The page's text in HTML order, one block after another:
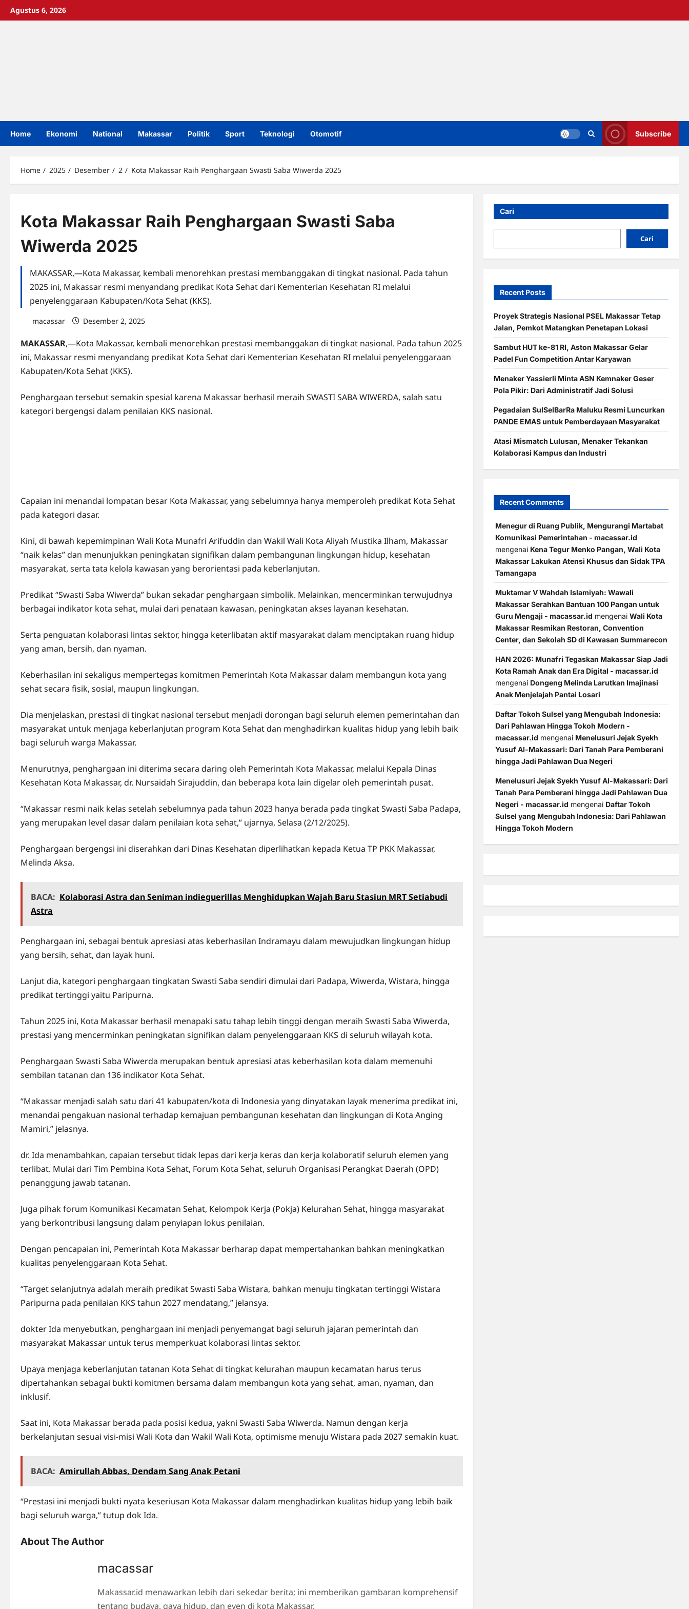
SkipAgustus 6, 2026
Home Ekonomi National Makassar Politik Sport Teknologi Otomotif Subscribe
Home 2025 Desember 2 Kota Makassar Raih Penghargaan Swasti Saba Wiwerda 2025
Kota Makassar Raih Penghargaan Swasti Saba
Wiwerda 2025
MAKASSAR,—Kota Makassar, kembali menorehkan prestasi membanggakan di tingkat nasional. Pada tahun
2025 ini, Makassar resmi menyandang predikat Kota Sehat dari Kementerian Kesehatan RI melalui
penyelenggaraan Kabupaten/Kota Sehat (KKS).
macassar Desember 2, 2025
MAKASSAR,—Kota Makassar, kembali menorehkan prestasi membanggakan di tingkat nasional. Pada tahun 2025
ini, Makassar resmi menyandang predikat Kota Sehat dari Kementerian Kesehatan RI melalui penyelenggaraan
Kabupaten/Kota Sehat (KKS).
Penghargaan tersebut semakin spesial karena Makassar berhasil meraih SWASTI SABA WIWERDA, salah satu
kategori bergengsi dalam penilaian KKS nasional.
Capaian ini menandai lompatan besar Kota Makassar, yang sebelumnya hanya memperoleh predikat Kota Sehat
pada kategori dasar.
Kini, di bawah kepemimpinan Wali Kota Munafri Arifuddin dan Wakil Wali Kota Aliyah Mustika Ilham, Makassar
“naik kelas” dan menunjukkan peningkatan signifikan dalam pembangunan lingkungan hidup, kesehatan
masyarakat, serta tata kelola kawasan yang berorientasi pada keberlanjutan.
Predikat “Swasti Saba Wiwerda” bukan sekadar penghargaan simbolik. Melainkan, mencerminkan terwujudnya
berbagai indikator kota sehat, mulai dari penataan kawasan, peningkatan akses layanan kesehatan.
Serta penguatan kolaborasi lintas sektor, hingga keterlibatan aktif masyarakat dalam menciptakan ruang hidup
yang aman, bersih, dan nyaman.
Keberhasilan ini sekaligus mempertegas komitmen Pemerintah Kota Makassar dalam membangun kota yang
sehat secara fisik, sosial, maupun lingkungan.
Dia menjelaskan, prestasi di tingkat nasional tersebut menjadi dorongan bagi seluruh elemen pemerintahan dan
masyarakat untuk menjaga keberlanjutan program Kota Sehat dan menghadirkan kualitas hidup yang lebih baik
bagi seluruh warga Makassar.
Menurutnya, penghargaan ini diterima secara daring oleh Pemerintah Kota Makassar, melalui Kepala Dinas
Kesehatan Kota Makassar, dr. Nursaidah Sirajuddin, dan beberapa kota lain digelar oleh pemerintah pusat.
“Makassar resmi naik kelas setelah sebelumnya pada tahun 2023 hanya berada pada tingkat Swasti Saba Padapa,
yang merupakan level dasar dalam penilaian kota sehat,” ujarnya, Selasa (2/12/2025).
Penghargaan bergengsi ini diserahkan dari Dinas Kesehatan diperlihatkan kepada Ketua TP PKK Makassar,
Melinda Aksa.
BACA: Kolaborasi Astra dan Seniman indieguerillas Menghidupkan Wajah Baru Stasiun MRT Setiabudi
Astra
Penghargaan ini, sebagai bentuk apresiasi atas keberhasilan Indramayu dalam mewujudkan lingkungan hidup
yang bersih, sehat, dan layak huni.
Lanjut dia, kategori penghargaan tingkatan Swasti Saba sendiri dimulai dari Padapa, Wiwerda, Wistara, hingga
predikat tertinggi yaitu Paripurna.
Tahun 2025 ini, Kota Makassar berhasil menapaki satu tahap lebih tinggi dengan meraih Swasti Saba Wiwerda,
prestasi yang mencerminkan peningkatan signifikan dalam penyelenggaraan KKS di seluruh wilayah kota.
Penghargaan Swasti Saba Wiwerda merupakan bentuk apresiasi atas keberhasilan kota dalam memenuhi
sembilan tatanan dan 136 indikator Kota Sehat.
“Makassar menjadi salah satu dari 41 kabupaten/kota di Indonesia yang dinyatakan layak menerima predikat ini,
menandai pengakuan nasional terhadap kemajuan pembangunan kesehatan dan lingkungan di Kota Anging
Mamiri,” jelasnya.
dr. Ida menambahkan, capaian tersebut tidak lepas dari kerja keras dan kerja kolaboratif seluruh elemen yang
terlibat. Mulai dari Tim Pembina Kota Sehat, Forum Kota Sehat, seluruh Organisasi Perangkat Daerah (OPD)
penanggung jawab tatanan.
Juga pihak forum Komunikasi Kecamatan Sehat, Kelompok Kerja (Pokja) Kelurahan Sehat, hingga masyarakat
yang berkontribusi langsung dalam penyiapan lokus penilaian.
Dengan pencapaian ini, Pemerintah Kota Makassar berharap dapat mempertahankan bahkan meningkatkan
kualitas penyelenggaraan Kota Sehat.
“Target selanjutnya adalah meraih predikat Swasti Saba Wistara, bahkan menuju tingkatan tertinggi Wistara
Paripurna pada penilaian KKS tahun 2027 mendatang,” jelansya.
dokter Ida menyebutkan, penghargaan ini menjadi penyemangat bagi seluruh jajaran pemerintah dan
masyarakat Makassar untuk terus memperkuat kolaborasi lintas sektor.
Upaya menjaga keberlanjutan tatanan Kota Sehat di tingkat kelurahan maupun kecamatan harus terus
dipertahankan sebagai bukti komitmen bersama dalam membangun kota yang sehat, aman, nyaman, dan
inklusif.
Saat ini, Kota Makassar berada pada posisi kedua, yakni Swasti Saba Wiwerda. Namun dengan kerja
berkelanjutan sesuai visi-misi Wali Kota dan Wakil Wali Kota, optimisme menuju Wistara pada 2027 semakin kuat.
BACA: Amirullah Abbas, Dendam Sang Anak Petani
“Prestasi ini menjadi bukti nyata keseriusan Kota Makassar dalam menghadirkan kualitas hidup yang lebih baik
bagi seluruh warga,” tutup dok Ida.
About The Author
macassar
Makassar.id menawarkan lebih dari sekedar berita; ini memberikan gambaran komprehensif
tentang budaya, gaya hidup, dan even di kota Makassar.
Cari
Cari
Recent Posts
Proyek Strategis Nasional PSEL Makassar Tetap
Jalan, Pemkot Matangkan Penetapan Lokasi
Sambut HUT ke-81 RI, Aston Makassar Gelar
Padel Fun Competition Antar Karyawan
Menaker Yassierli Minta ASN Kemnaker Geser
Pola Pikir: Dari Administratif Jadi Solusi
Pegadaian SulSelBarRa Maluku Resmi Luncurkan
PANDE EMAS untuk Pemberdayaan Masyarakat
Atasi Mismatch Lulusan, Menaker Tekankan
Kolaborasi Kampus dan Industri
Recent Comments
Menegur di Ruang Publik, Mengurangi Martabat
Komunikasi Pemerintahan - macassar.id
mengenai Kena Tegur Menko Pangan, Wali Kota
Makassar Lakukan Atensi Khusus dan Sidak TPA
Tamangapa
Muktamar V Wahdah Islamiyah: Wawali
Makassar Serahkan Bantuan 100 Pangan untuk
Guru Mengaji - macassar.id mengenai Wali Kota
Makassar Resmikan Restoran, Convention
Center, dan Sekolah SD di Kawasan Summarecon
HAN 2026: Munafri Tegaskan Makassar Siap Jadi
Kota Ramah Anak dan Era Digital - macassar.id
mengenai Dongeng Melinda Larutkan Imajinasi
Anak Menjelajah Pantai Losari
Daftar Tokoh Sulsel yang Mengubah Indonesia:
Dari Pahlawan Hingga Tokoh Modern -
macassar.id mengenai Menelusuri Jejak Syekh
Yusuf Al-Makassari: Dari Tanah Para Pemberani
hingga Jadi Pahlawan Dua Negeri
Menelusuri Jejak Syekh Yusuf Al-Makassari: Dari
Tanah Para Pemberani hingga Jadi Pahlawan Dua
Negeri - macassar.id mengenai Daftar Tokoh
Sulsel yang Mengubah Indonesia: Dari Pahlawan
Hingga Tokoh Modern